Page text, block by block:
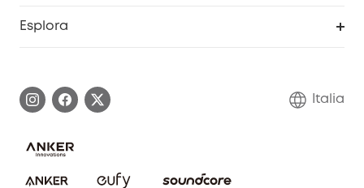
Annulla ordine
Esplora
Contattaci
Italia